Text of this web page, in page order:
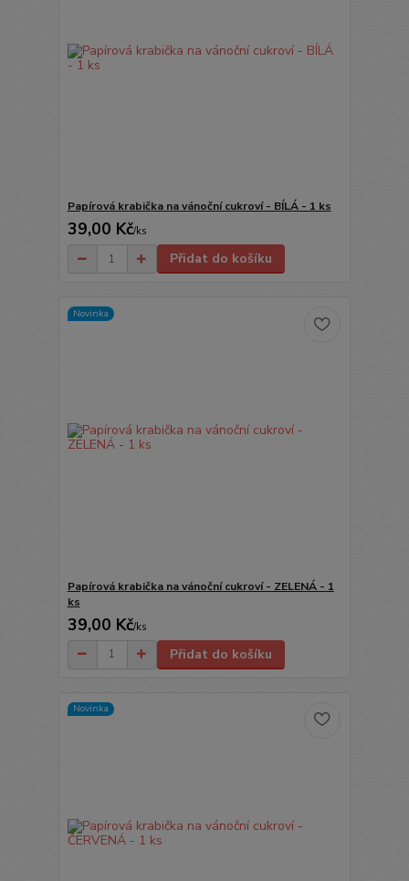
Papírová krabička na vánoční cukroví - BÍLÁ - 1 ks
39,00 Kč/ks
Přidat do košíku
Novinka
Papírová krabička na vánoční cukroví - ZELENÁ - 1
ks
39,00 Kč/ks
Přidat do košíku
Novinka